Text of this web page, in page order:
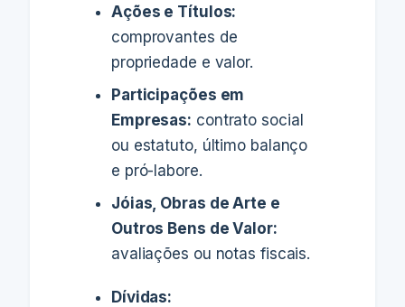
Ações e Títulos:
comprovantes de
propriedade e valor.
Participações em
Empresas: contrato social
ou estatuto, último balanço
e pró-labore.
Jóias, Obras de Arte e
Outros Bens de Valor:
avaliações ou notas fiscais.
Dívidas: